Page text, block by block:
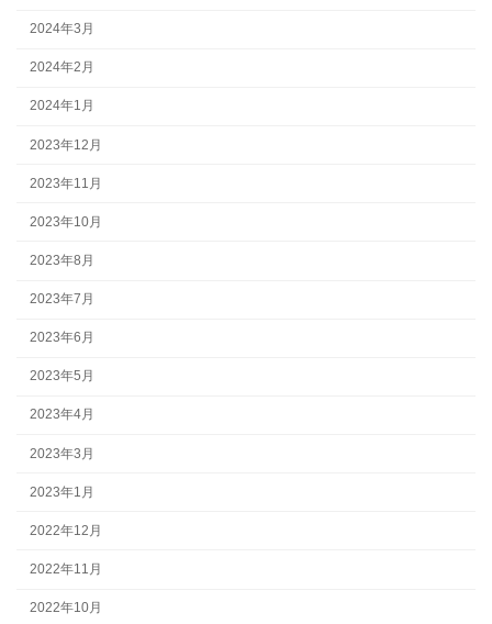
2024年3月
2024年2月
2024年1月
2023年12月
2023年11月
2023年10月
2023年8月
2023年7月
2023年6月
2023年5月
2023年4月
2023年3月
2023年1月
2022年12月
2022年11月
2022年10月